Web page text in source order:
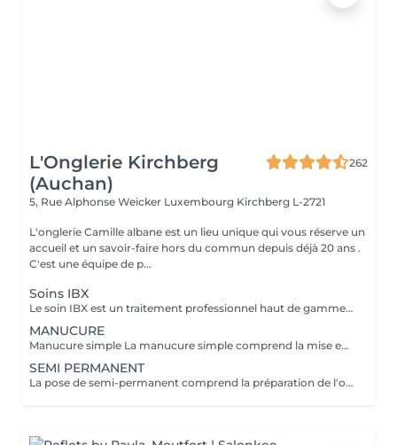
L'Onglerie Kirchberg
(Auchan)
262
5, Rue Alphonse Weicker Luxembourg Kirchberg L-2721
L'onglerie Camille albane est un lieu unique qui vous réserve un
accueil et un savoir-faire hors du commun depuis déjà 20 ans .
C'est une équipe de p...
Soins IBX
Le soin IBX est un traitement professionnel haut de gamme qui répare et renforce les ongles naturels de l'intérieur. Sa technologie innovante pénètre au cur de l'ongle pour restaurer sa structure, limiter la casse et sublimer durablement l'ongle naturel. Idéal pour les ongles fragilisés,il s'intègre parfaitement a une pose de vernis pour une tenue optimale et des ongles visiblement plus forts.
MANUCURE
Manucure simple La manucure simple comprend la mise en forme des ongles, le soin de cuticules et l'application d'une base de soin enrichie en calcium. Idéale si vous souhaitez des ongles propres, nets et renforcés avec une finition naturelle ,sans couleur. Manucure avec vernis La manucure avec vernis comprend la mise en forme des ongles, le soin des cuticules et l'application d'un vernis classique de la couleur de votre choix. Parfaite si vous souhaitez une finition soignée et colorée tout en gardant un rendu naturel. Manucure japonaise La manucure japonaise comprend la mise en forme des ongles, le soin des cuticules et l'application d'une patte enrichie en kératine, cire d'abeille et minéraux, poli directement sur l'ongle. Elle nourrit, renforce et apporte une brillance naturelle durable, idéal pour les ongles fragiles, mots ou abîmer.
SEMI PERMANENT
La pose de semi-permanent comprend la préparation de l'ongle, la mise en forme, le soin des cuticules et l'application de la couleur choisie. Grâce à sa tenue longue durée, le semi-permanent offre une brillance parfaite et une tenue de 2 à 3 semaines, sans ecaillement, pour des ongles impeccables au quotidien.